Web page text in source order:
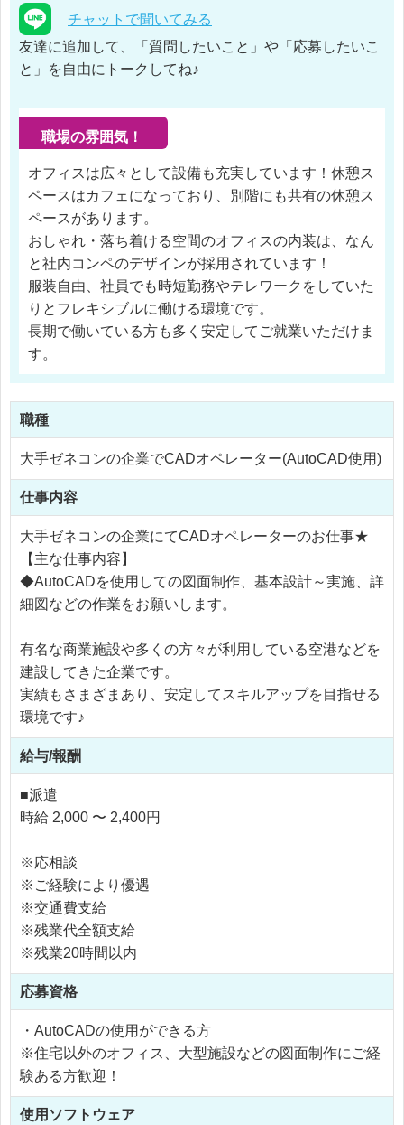
チャットで聞いてみる
友達に追加して、「質問したいこと」や「応募したいこ
と」を自由にトークしてね♪
職場の雰囲気！
オフィスは広々として設備も充実しています！休憩ス
ペースはカフェになっており、別階にも共有の休憩ス
ペースがあります。
おしゃれ・落ち着ける空間のオフィスの内装は、なん
と社内コンペのデザインが採用されています！
服装自由、社員でも時短勤務やテレワークをしていた
りとフレキシブルに働ける環境です。
長期で働いている方も多く安定してご就業いただけま
す。
職種
大手ゼネコンの企業でCADオペレーター(AutoCAD使用)
仕事内容
大手ゼネコンの企業にてCADオペレーターのお仕事★
【主な仕事内容】
◆AutoCADを使用しての図面制作、基本設計～実施、詳
細図などの作業をお願いします。
有名な商業施設や多くの方々が利用している空港などを
建設してきた企業です。
実績もさまざまあり、安定してスキルアップを目指せる
環境です♪
給与/報酬
■派遣
時給 2,000 〜 2,400円
※応相談
※ご経験により優遇
※交通費支給
※残業代全額支給
※残業20時間以内
応募資格
・AutoCADの使用ができる方
※住宅以外のオフィス、大型施設などの図面制作にご経
験ある方歓迎！
使用 ソフトウェア